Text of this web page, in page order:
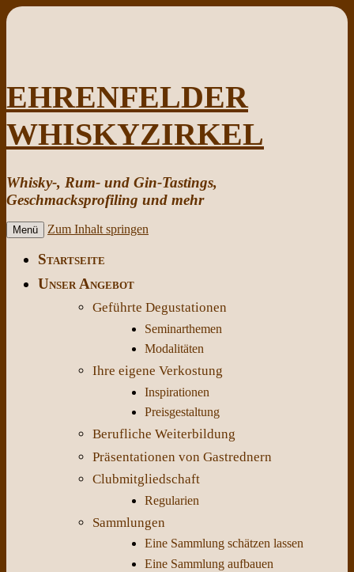
EHRENFELDER
WHISKYZIRKEL
Whisky-, Rum- und Gin-Tastings,
Geschmacksprofiling und mehr
Menü Zum Inhalt springen
Startseite
Unser Angebot
Geführte Degustationen
Seminarthemen
Modalitäten
Ihre eigene Verkostung
Inspirationen
Preisgestaltung
Berufliche Weiterbildung
Präsentationen von Gastrednern
Clubmitgliedschaft
Regularien
Sammlungen
Eine Sammlung schätzen lassen
Eine Sammlung aufbauen